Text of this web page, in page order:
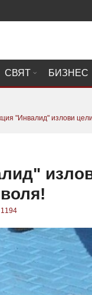
СВЯТ БИЗНЕС
"Инвалид" излови
1194